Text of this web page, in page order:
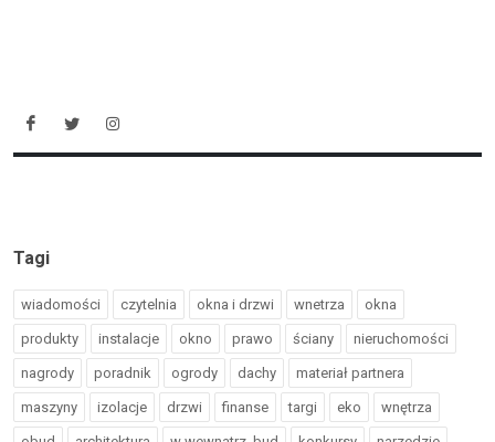
Tagi
wiadomości czytelnia okna i drzwi wnetrza okna
produkty instalacje okno prawo ściany nieruchomości
nagrody poradnik ogrody dachy materiał partnera
maszyny izolacje drzwi finanse targi eko wnętrza